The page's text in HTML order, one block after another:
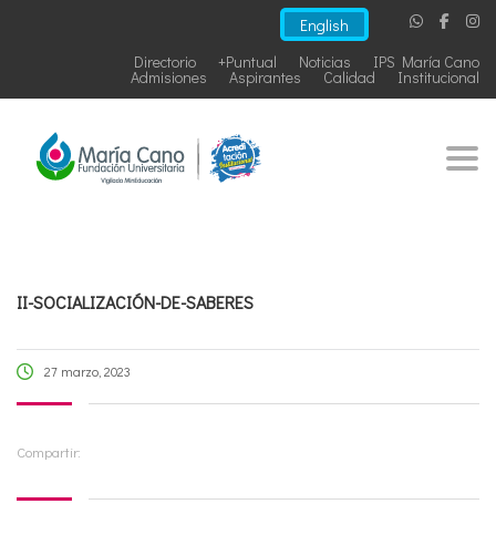
English
IPS María Cano
Noticias
+Puntual
Directorio
Institucional
Calidad
Aspirantes
Admisiones
II-SOCIALIZACIÓN-DE-SABERES
27 marzo, 2023
Compartir: